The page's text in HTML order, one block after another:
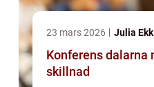
23 mars 2026 Julia Ekk
Konferens dalarna möten som gör
skillnad